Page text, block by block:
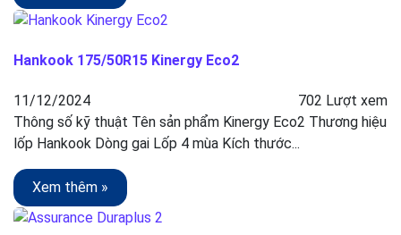
Hankook 175/50R15 Kinergy Eco2
11/12/2024
702 Lượt xem
Thông số kỹ thuật Tên sản phẩm Kinergy Eco2 Thương hiệu
lốp Hankook Dòng gai Lốp 4 mùa Kích thước...
Xem thêm »